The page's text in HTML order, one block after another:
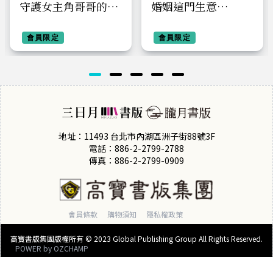
守護女主角哥哥的方
會員限定
婚姻這門生意
會員限定
地址：11493 台北市內湖區洲子街88號3F
電話：886-2-2799-2788
傳真：886-2-2799-0909
會員條款 購物須知 隱私權政策
高寶書版集團版權所有 © 2023 Global Publishing Group All Rights Reserved.
POWER by OZCHAMP